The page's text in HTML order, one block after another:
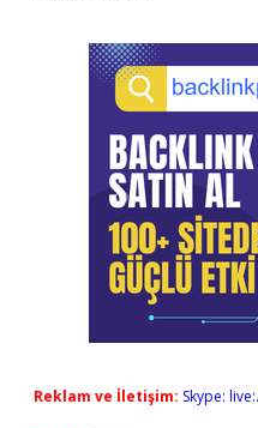
Reklam ve İletişim: Skype: